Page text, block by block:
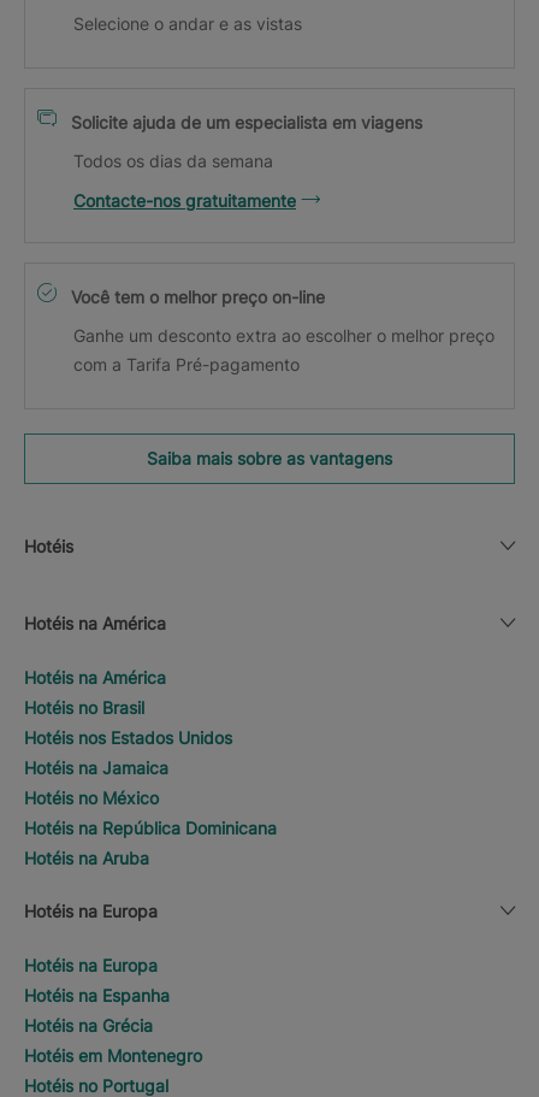
Selecione o andar e as vistas
Solicite ajuda de um especialista em viagens
Todos os dias da semana
Contacte-nos gratuitamente
Você tem o melhor preço on-line
Ganhe um desconto extra ao escolher o melhor preço
com a Tarifa Pré-pagamento
Saiba mais sobre as vantagens
Hotéis
Hotéis na América
Hotéis na América
Hotéis no Brasil
Hotéis nos Estados Unidos
Hotéis na Jamaica
Hotéis no México
Hotéis na República Dominicana
Hotéis na Aruba
Hotéis na Europa
Hotéis na Europa
Hotéis na Espanha
Hotéis na Grécia
Hotéis em Montenegro
Hotéis no Portugal